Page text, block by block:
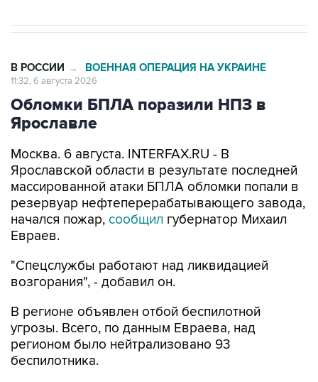
В РОССИИ → ВОЕННАЯ ОПЕРАЦИЯ НА УКРАИНЕ
11:32, 6 августа 2026
Обломки БПЛА поразили НПЗ в
Ярославле
Москва. 6 августа. INTERFAX.RU - В
Ярославской области в результате последней
массированной атаки БПЛА обломки попали в
резервуар нефтеперерабатывающего завода,
начался пожар, сообщил губернатор Михаил
Евраев.
"Спецслужбы работают над ликвидацией
возгорания", - добавил он.
В регионе объявлен отбой беспилотной
угрозы. Всего, по данным Евраева, над
регионом было нейтрализовано 93
беспилотника.